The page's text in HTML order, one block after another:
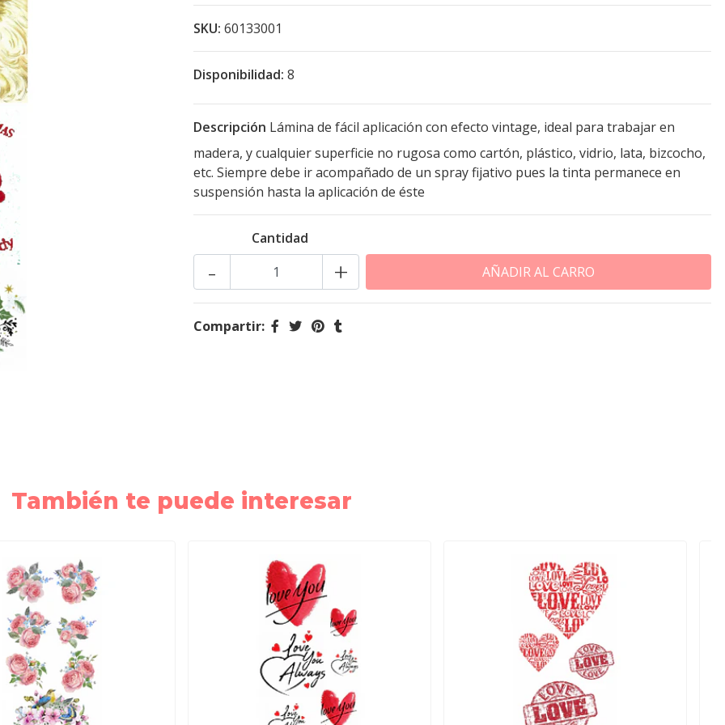
SKU: 60133001
Disponibilidad: 8
Descripción Lámina de fácil aplicación con efecto vintage, ideal para trabajar en
madera, y cualquier superficie no rugosa como cartón, plástico, vidrio, lata, bizcocho,
etc. Siempre debe ir acompañado de un spray fijativo pues la tinta permanece en
suspensión hasta la aplicación de éste
Cantidad
+
-
Compartir:
También te puede interesar